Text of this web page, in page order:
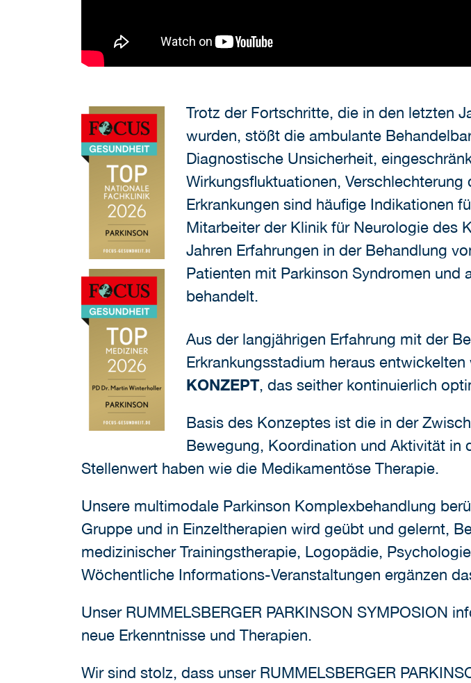
Trotz der Fortschritte, die in den letzten
wurden, stößt die ambulante
Diagnostische Unsicherheit,
Wirkungsfluktuationen,
Erkrankungen sind häufige Indikationen
Mitarbeiter der Klinik für Neurologie des
Jahren Erfahrungen in der Behandlung
Patienten mit Parkinson Syndromen
behandelt.
Aus der langjährigen Erfahrung mit der
Erkrankungsstadium heraus
KONZEPT, das seither kontinuierlich
Basis des Konzeptes ist die in der
Bewegung, Koordination und Aktivität in
Stellenwert haben wie die Medikamentöse Therapie.
Unsere multimodale Parkinson Komplexbehandlung
Gruppe und in Einzeltherapien wird geübt und gelernt,
medizinischer Trainingstherapie, Logopädie,
Wöchentliche Informations-Veranstaltungen ergänzen
Unser RUMMELSBERGER PARKINSON SYMPOSION
neue Erkenntnisse und Therapien.
Wir sind stolz, dass unser RUMMELSBERGER